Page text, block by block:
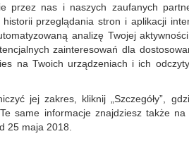
Filtr cząstek stałych 3M
2138, opakowanie 20szt.
filtr cząstek stałych 3M 2138
przed szeroką gamą pyłów, mgieł i
na poziomie ochrony FFP3…
przez nas i naszych zaufanych
przeglądania stron i aplikacji
analizę Twojej
zainteresowań dla
na Twoich urządzeniach i ich
jej zakres, kliknij „Szczegóły”,
same informacje znajdziesz także
25 maja 2018.